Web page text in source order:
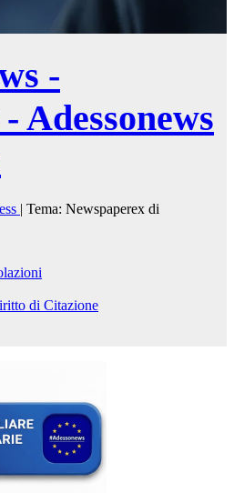
-
Adessonews
| Tema: Newspaperex di
di Citazione